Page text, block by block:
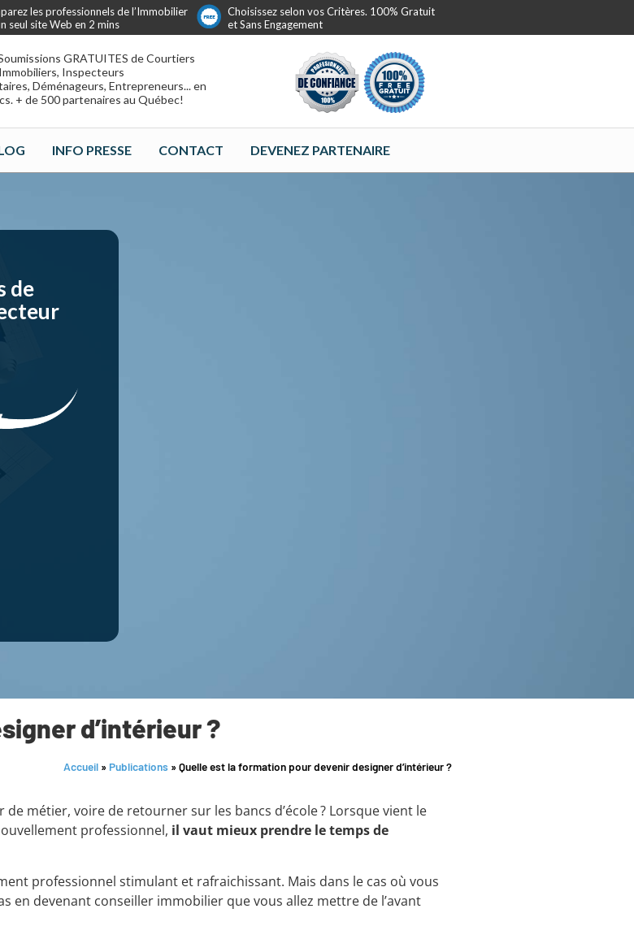
les professionnels de l’Immobilier
seul site Web en 2 mins
Choisissez selon vos Critères. 100% Gratuit
et Sans Engagement
GRATUITES de Courtiers
Immobiliers, Inspecteurs
Déménageurs, Entrepreneurs... en
+ de 500 partenaires au Québec!
INFO PRESSE CONTACT DEVENEZ PARTENAIRE
de
d’intérieur ?
Accueil » Publications »Quelle est la formation pour devenir designer d’intérieur ?
métier, voire de retourner sur les bancs d’école ? Lorsque vient le
professionnel, il vaut mieux prendre le temps de
professionnel stimulant et rafraichissant. Mais dans le cas où vous
en devenant conseiller immobilier que vous allez mettre de l’avant